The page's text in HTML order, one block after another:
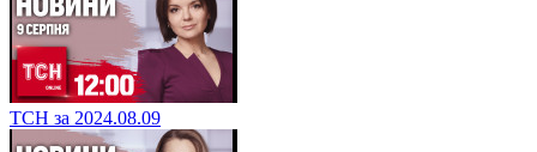
ТСН за 2024.08.09